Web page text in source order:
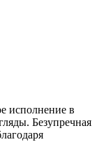
исполнение в
Безупречная